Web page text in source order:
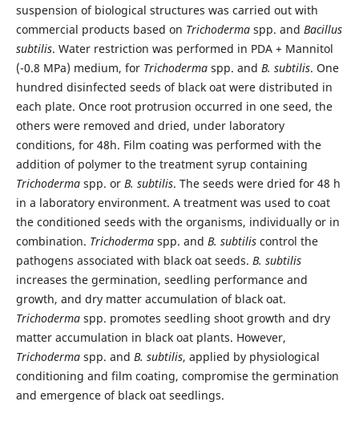
suspension of biological structures was carried out with
commercial products based on Trichodermaspp. and Bacillus
subtilis. Water restriction was performed in PDA + Mannitol
(-0.8 MPa) medium, for Trichodermaspp. and B. subtilis. One
hundred disinfected seeds of black oat were distributed in
each plate. Once root protrusion occurred in one seed, the
others were removed and dried, under laboratory
conditions, for 48h. Film coating was performed with the
addition of polymer to the treatment syrup containing
Trichodermaspp. or B. subtilis. The seeds were dried for 48 h
in a laboratory environment. A treatment was used to coat
the conditioned seeds with the organisms, individually or in
combination. Trichodermaspp. and B. subtiliscontrol the
pathogens associated with black oat seeds. B. subtilis
increases the germination, seedling performance and
growth, and dry matter accumulation of black oat.
Trichodermaspp. promotes seedling shoot growth and dry
matter accumulation in black oat plants. However,
Trichodermaspp. and B. subtilis, applied by physiological
conditioning and film coating, compromise the germination
and emergence of black oat seed­lings.